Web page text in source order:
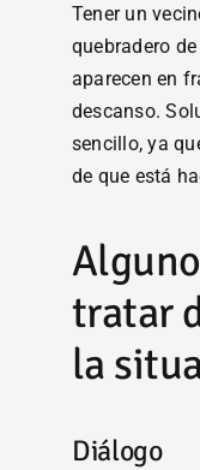
Tener un
quebradero
aparecen en
descanso.
sencillo, ya
de que está
tratar
la
Diálogo